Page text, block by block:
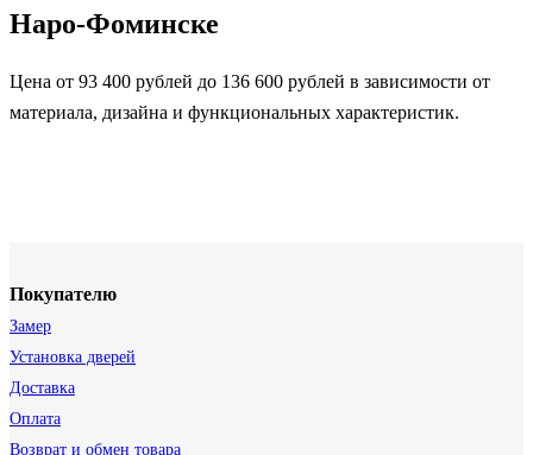
Наро-Фоминске
Цена от 93 400 рублей до 136 600 рублей в зависимости от
материала, дизайна и функциональных характеристик.
Покупателю
Замер
Установка дверей
Доставка
Оплата
Возврат и обмен товара